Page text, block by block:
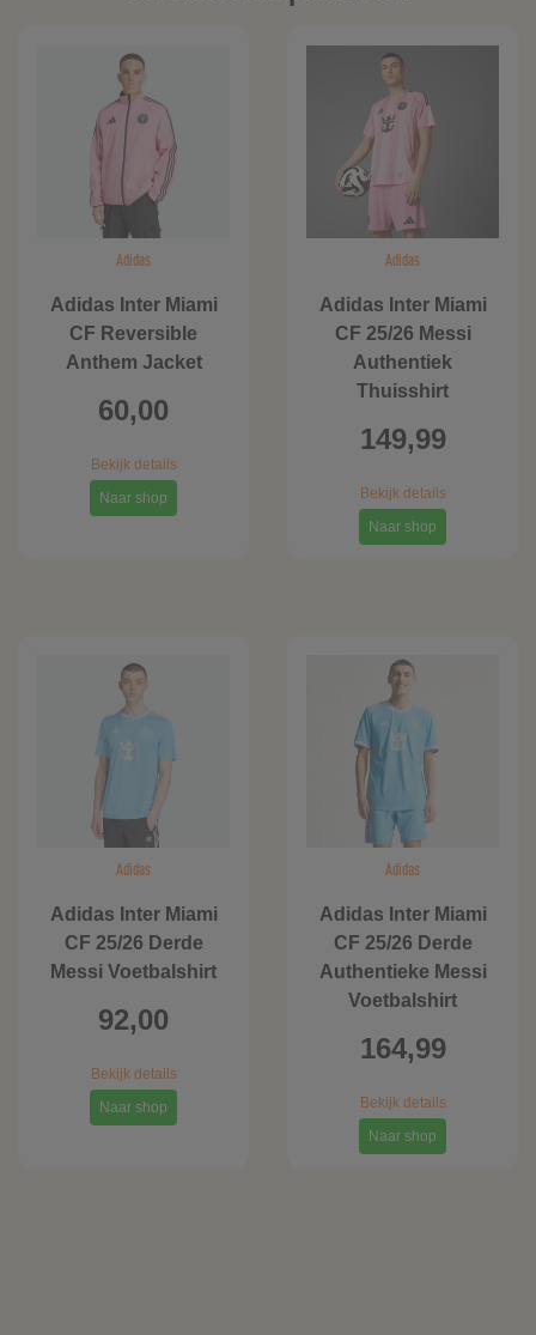
Adidas
Adidas Inter Miami
CF Reversible
Anthem Jacket
60,00
Bekijk details
Naar shop
Adidas
Adidas Inter Miami
CF 25/26 Messi
Authentiek
Thuisshirt
149,99
Bekijk details
Naar shop
Adidas
Adidas Inter Miami
CF 25/26 Derde
Messi Voetbalshirt
92,00
Bekijk details
Naar shop
Adidas
Adidas Inter Miami
CF 25/26 Derde
Authentieke Messi
Voetbalshirt
164,99
Bekijk details
Naar shop